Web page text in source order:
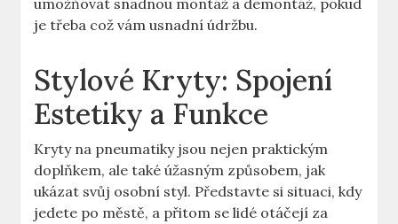
umožňovat snadnou montáž a demontáž, pokud
je třeba což vám usnadní údržbu.
Stylové Kryty: Spojení
Estetiky a Funkce
Kryty na pneumatiky jsou nejen praktickým
doplňkem, ale také úžasným způsobem, jak
ukázat svůj osobní styl. Představte si situaci, kdy
jedete po městě, a přitom se lidé otáčejí za